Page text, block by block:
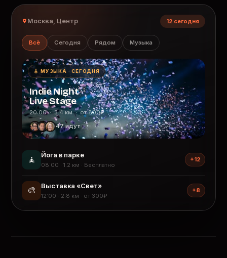
Москва, Центр 12 сегодня
Всё Сегодня Рядом Музыка
🎸 МУЗЫКА · СЕГОДНЯ
Indie Night
Live Stage
20:00 · 3.4 км · от 800₽
47 идут
🧘 Йога в парке
08:00 · 1.2 км · Бесплатно
+12
🎨 Выставка «Свет»
12:00 · 2.8 км · от 300₽
+8